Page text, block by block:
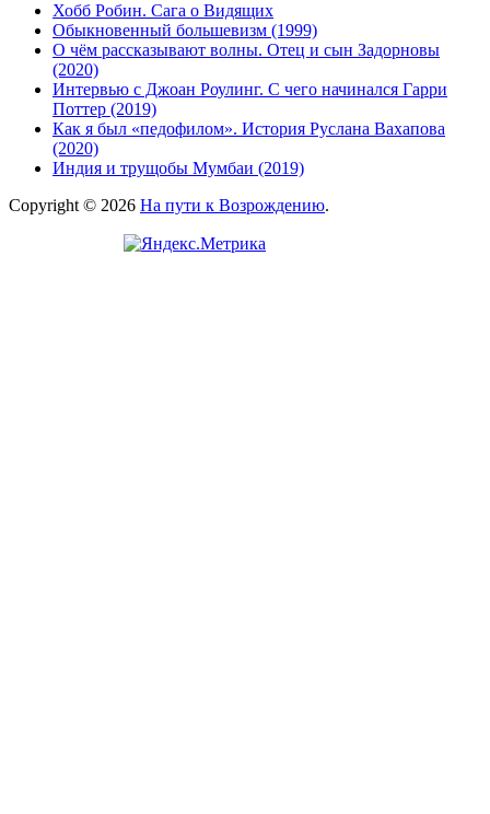
Хобб Робин. Сага о Видящих
Обыкновенный большевизм (1999)
О чём рассказывают волны. Отец и сын Задорновы
(2020)
Интервью с Джоан Роулинг. С чего начинался Гарри
Поттер (2019)
Как я был «педофилом». История Руслана Вахапова
(2020)
Индия и трущобы Мумбаи (2019)
Copyright © 2026 На пути к Возрождению.